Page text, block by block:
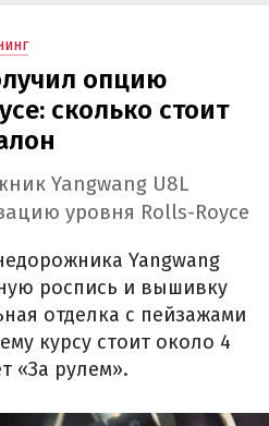
опцию
сколько стоит
Yangwang U8L
уровня Rolls-Royce
Yangwang
роспись и вышивку
отделка с пейзажами
курсу стоит около 4
«За рулем».